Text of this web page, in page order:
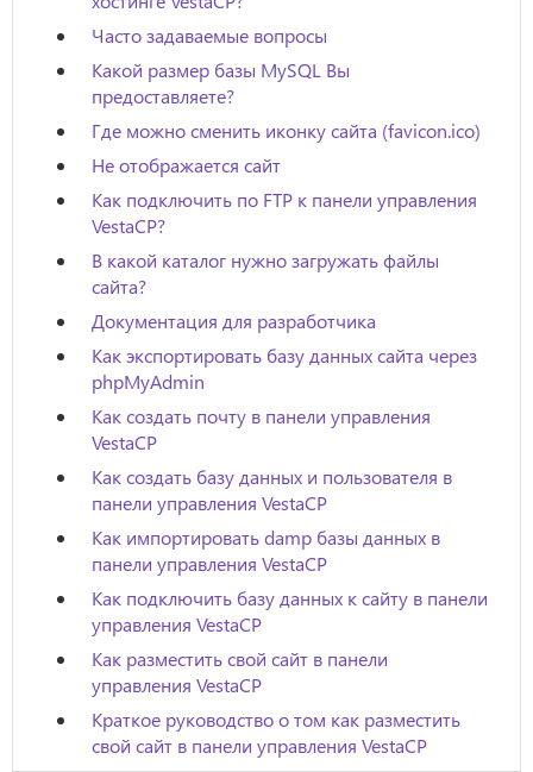
Часто задаваемые вопросы
Какой размер базы MySQL Вы
предоставляете?
Где можно сменить иконку сайта (favicon.ico)
Не отображается сайт
Как подключить по FTP к панели управления
VestaCP?
В какой каталог нужно загружать файлы
сайта?
Документация для разработчика
Как экспортировать базу данных сайта через
phpMyAdmin
Как создать почту в панели управления
VestaCP
Как создать базу данных и пользователя в
панели управления VestaCP
Как импортировать damp базы данных в
панели управления VestaCP
Как подключить базу данных к сайту в панели
управления VestaCP
Как разместить свой сайт в панели
управления VestaCP
Краткое руководство о том как разместить
свой сайт в панели управления VestaCP